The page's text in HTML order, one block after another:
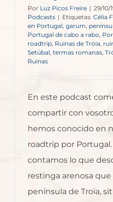
Por Luz Picos Freire | 29/10/
Podcasts | Etiquetas: Célia
en Portugal, garum,
Portugal de cabo a rabo,
roadtrip, Ruinas de Tróia,
Setúbal, termas romanas,
Ruinas
En este podcast
compartir con
hemos conocido en
roadtrip por
contamos lo que
restinga arenosa
península de Troia,